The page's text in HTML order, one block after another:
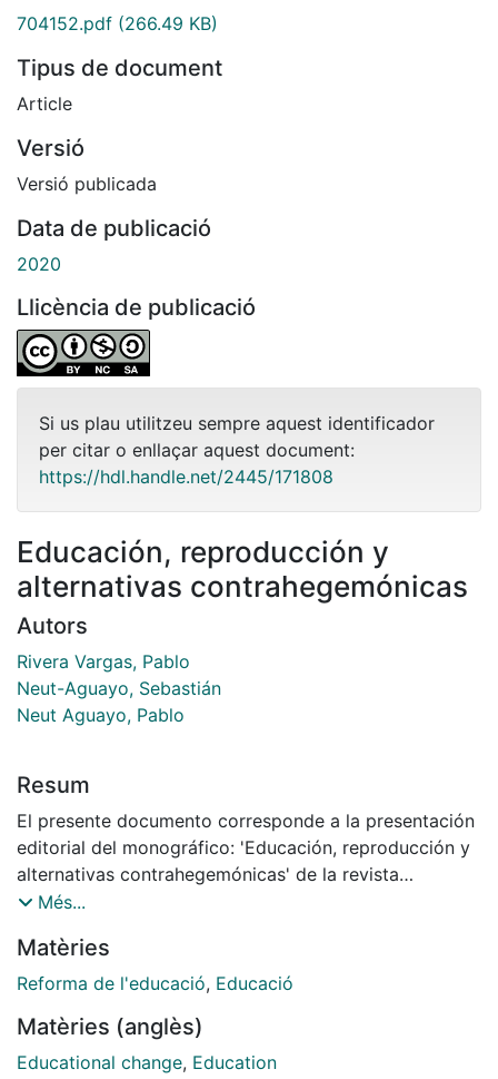
704152.pdf (266.49 KB)
Tipus de document
Article
Versió
Versió publicada
Data de publicació
2020
Llicència de publicació
Si us plau utilitzeu sempre aquest identificador
per citar o enllaçar aquest document:
https://hdl.handle.net/2445/171808
Educación, reproducción y
alternativas contrahegemónicas
Autors
Rivera Vargas, Pablo
Neut-Aguayo, Sebastián
Neut Aguayo, Pablo
Resum
El presente documento corresponde a la presentación
editorial del monográfico: 'Educación, reproducción y
alternativas contrahegemónicas' de la revista
Izquierdas. Su estructura está dividida en dos grandes
histórica y teórico/conceptual de las prácticas y
dinámicas de reproducción, resistencias y
desarrollo de este monográfico. En el segundo, se
presenta la estructura del dossier, junto a una breve
Més...
Matèries
Reforma de l'educació, Educació
Matèries (anglès)
Educational change, Education